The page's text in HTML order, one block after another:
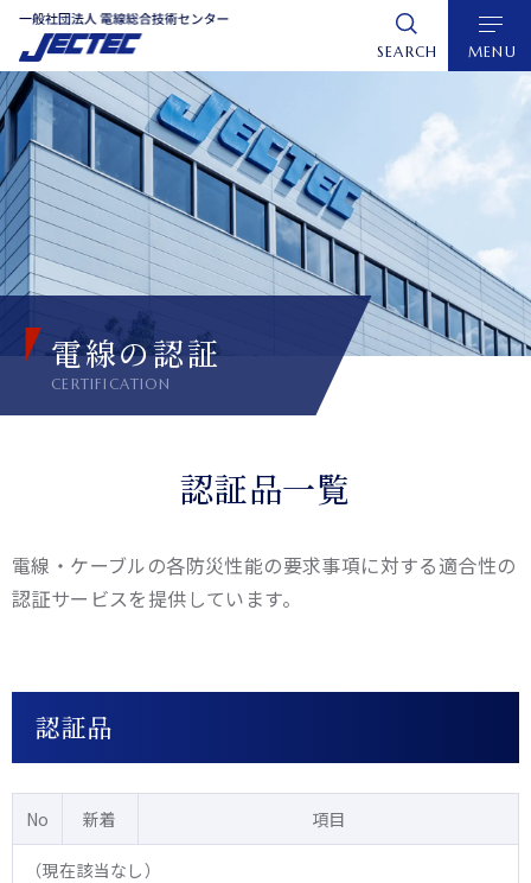
グ
ー
バ
ル
ナ
ビ
ゲ
ー
ョ
へ
本
へ
ロ
カ
ル
ナ
ビ
ゲ
ー
シ
ン
フ
タ
ー
へ
MENU
SEARCH
電線の認証
認証品一覧
電線・ケーブルの各防災性能の要求事項に対する適合性の
認証サービスを提供しています。
認証品
No 新着 項目
（現在該当なし）